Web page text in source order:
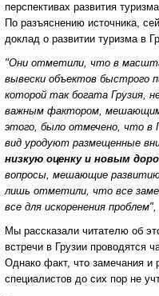
перспективах развития
По разъяснению источника,
доклад о развитии туризма в
"Они отметили, что в
вывески объектов быстрого
которой так богата Грузия,
важным фактором,
этого, было отмечено, что в
вид уродуют размещенные
низкую оценку и новым
вопросы, мешающие
лишь отметили, что все
все для искоренения проблем",
Мы рассказали читателю об
встречи в Грузии проводятся
Однако факт, что замечания и
специалистов до сих пор не